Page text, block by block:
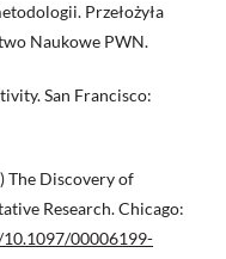
Przełożyła
Naukowe PWN.
San Francisco:
The Discovery of
Research. Chicago:
00006199-